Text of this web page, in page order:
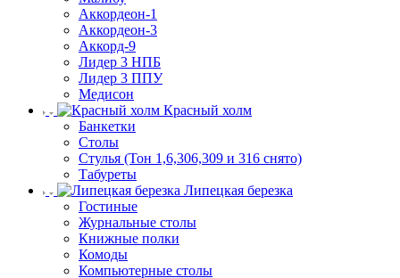
Аккордеон-1
Аккордеон-3
Аккорд-9
Лидер 3 НПБ
Лидер 3 ППУ
Медисон
Красный холм
Банкетки
Столы
Стулья (Тон 1,6,306,309 и 316 снято)
Табуреты
Липецкая березка
Гостиные
Журнальные столы
Книжные полки
Комоды
Компьютерные столы